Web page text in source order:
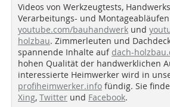
Videos von Werkzeugtests,
Verarbeitungs- und
youtube.com/bauhandwerk und
holzbau. Zimmerleuten und
spannende Inhalte auf dach-
hohen Qualität der handwerklichen
interessierte Heimwerker wird in
profiheimwerker.info fündig. Sie
Xing, Twitter und Facebook.